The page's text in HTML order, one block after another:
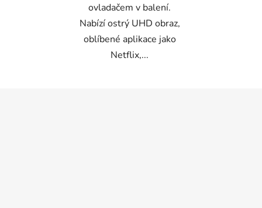
ovladačem v balení.
Nabízí ostrý UHD obraz,
oblíbené aplikace jako
Netflix,...